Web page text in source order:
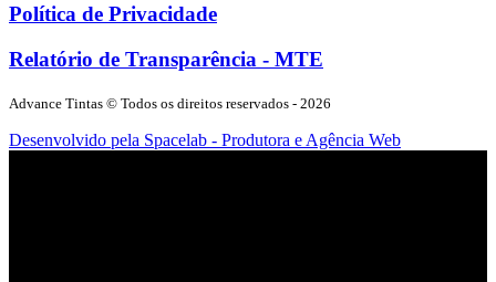
Política de Privacidade
Relatório de Transparência - MTE
Advance Tintas © Todos os direitos reservados - 2026
Desenvolvido pela Spacelab - Produtora e Agência Web